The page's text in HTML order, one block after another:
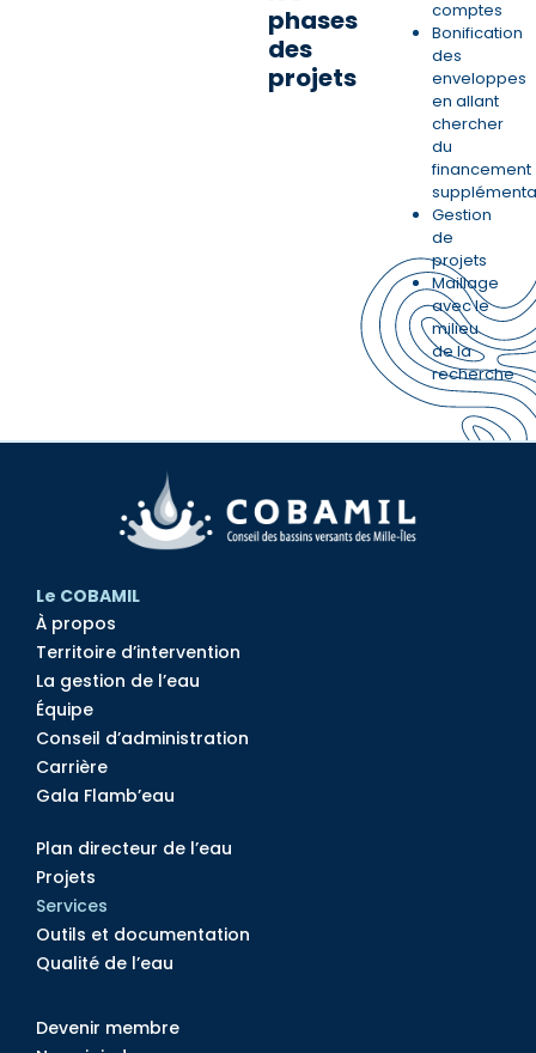
phases
des
projets
comptes
Bonification
des
enveloppes
en allant
chercher
du
financement
Gestion
de
projets
Maillage
avec le
milieu
de la
recherche
Le COBAMIL
À propos
Territoire d’intervention
La gestion de l’eau
Équipe
Conseil d’administration
Carrière
Gala Flamb’eau
Plan directeur de l’eau
Projets
Services
Outils et documentation
Qualité de l’eau
Devenir membre